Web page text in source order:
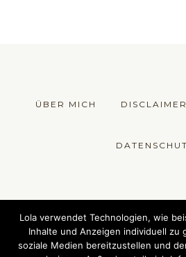
ÜBER MICH DISCLAIMER
Lola verwendet Technologien, wie
Inhalte und Anzeigen individuell zu
soziale Medien bereitzustellen und